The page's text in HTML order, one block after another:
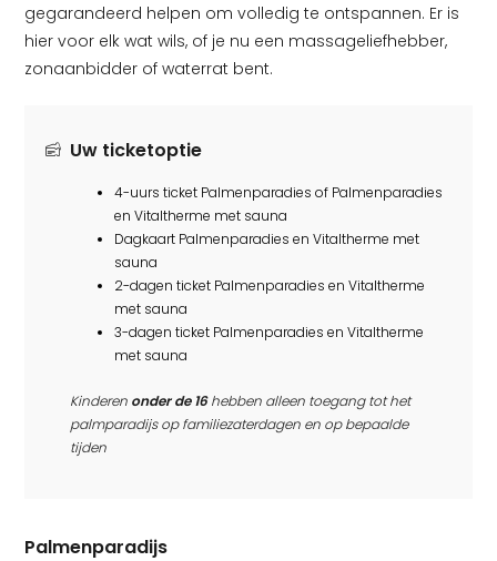
gegarandeerd helpen om volledig te ontspannen. Er is
hier voor elk wat wils, of je nu een massageliefhebber,
zonaanbidder of waterrat bent.
Uw ticketoptie
4-uurs ticket Palmenparadies of Palmenparadies
en Vitaltherme met sauna
Dagkaart Palmenparadies en Vitaltherme met
sauna
2-dagen ticket Palmenparadies en Vitaltherme
met sauna
3-dagen ticket Palmenparadies en Vitaltherme
met sauna
Kinderen onder de 16hebben alleen toegang tot het
palmparadijs op familiezaterdagen en op bepaalde
tijden
Palmenparadijs